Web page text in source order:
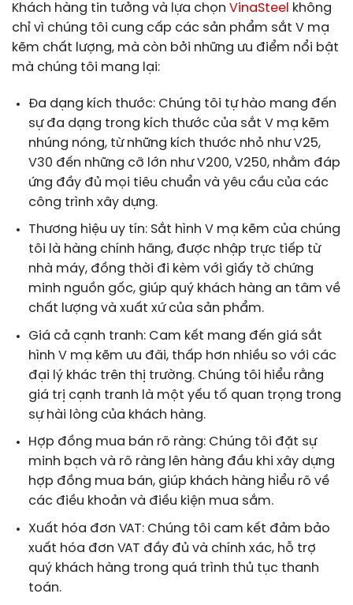
Khách hàng tin tưởng và lựa chọn VinaSteel không
chỉ vì chúng tôi cung cấp các sản phẩm sắt V mạ
kẽm chất lượng, mà còn bởi những ưu điểm nổi bật
mà chúng tôi mang lại:
Đa dạng kích thước: Chúng tôi tự hào mang đến
sự đa dạng trong kích thước của sắt V mạ kẽm
nhúng nóng, từ những kích thước nhỏ như V25,
V30 đến những cỡ lớn như V200, V250, nhằm đáp
ứng đầy đủ mọi tiêu chuẩn và yêu cầu của các
công trình xây dựng.
Thương hiệu uy tín: Sắt hình V mạ kẽm của chúng
tôi là hàng chính hãng, được nhập trực tiếp từ
nhà máy, đồng thời đi kèm với giấy tờ chứng
minh nguồn gốc, giúp quý khách hàng an tâm về
chất lượng và xuất xứ của sản phẩm.
Giá cả cạnh tranh: Cam kết mang đến giá sắt
hình V mạ kẽm ưu đãi, thấp hơn nhiều so với các
đại lý khác trên thị trường. Chúng tôi hiểu rằng
giá trị cạnh tranh là một yếu tố quan trọng trong
sự hài lòng của khách hàng.
Hợp đồng mua bán rõ ràng: Chúng tôi đặt sự
minh bạch và rõ ràng lên hàng đầu khi xây dựng
hợp đồng mua bán, giúp khách hàng hiểu rõ về
các điều khoản và điều kiện mua sắm.
Xuất hóa đơn VAT: Chúng tôi cam kết đảm bảo
xuất hóa đơn VAT đầy đủ và chính xác, hỗ trợ
quý khách hàng trong quá trình thủ tục thanh
toán.